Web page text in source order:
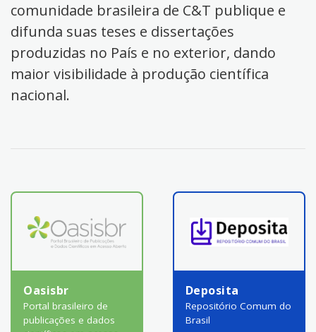
comunidade brasileira de C&T publique e
difunda suas teses e dissertações
produzidas no País e no exterior, dando
maior visibilidade à produção científica
nacional.
Oasisbr
Portal brasileiro de
publicações e dados
Deposita
Repositório Comum do
Brasil